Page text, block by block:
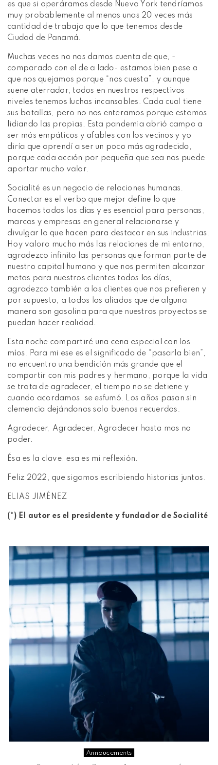
es que si operáramos desde Nueva York tendríamos
muy probablemente al menos unas 20 veces más
cantidad de trabajo que lo que tenemos desde
Ciudad de Panamá.
Muchas veces no nos damos cuenta de que, -
comparado con el de a lado- estamos bien pese a
que nos quejamos porque “nos cuesta”, y aunque
suene aterrador, todos en nuestros respectivos
niveles tenemos luchas incansables. Cada cual tiene
sus batallas, pero no nos enteramos porque estamos
lidiando las propias. Esta pandemia abrió campo a
ser más empáticos y afables con los vecinos y yo
diría que aprendí a ser un poco más agradecido,
porque cada acción por pequeña que sea nos puede
aportar mucho valor.
Socialité es un negocio de relaciones humanas.
Conectar es el verbo que mejor define lo que
hacemos todos los días y es esencial para personas,
marcas y empresas en general relacionarse y
divulgar lo que hacen para destacar en sus industrias.
Hoy valoro mucho más las relaciones de mi entorno,
agradezco infinito las personas que forman parte de
nuestro capital humano y que nos permiten alcanzar
metas para nuestros clientes todos los días,
agradezco también a los clientes que nos prefieren y
por supuesto, a todos los aliados que de alguna
manera son gasolina para que nuestros proyectos se
puedan hacer realidad.
Esta noche compartiré una cena especial con los
míos. Para mi ese es el significado de “pasarla bien”,
no encuentro una bendición más grande que el
compartir con mis padres y hermano, porque la vida
se trata de agradecer, el tiempo no se detiene y
cuando acordamos, se esfumó. Los años pasan sin
clemencia dejándonos solo buenos recuerdos.
Agradecer, Agradecer, Agradecer hasta mas no
poder.
Ésa es la clave, esa es mi reflexión.
Feliz 2022, que sigamos escribiendo historias juntos.
ELIAS JIMÉNEZ
(*) El autor es el presidente y fundador de Socialité
Annoucements